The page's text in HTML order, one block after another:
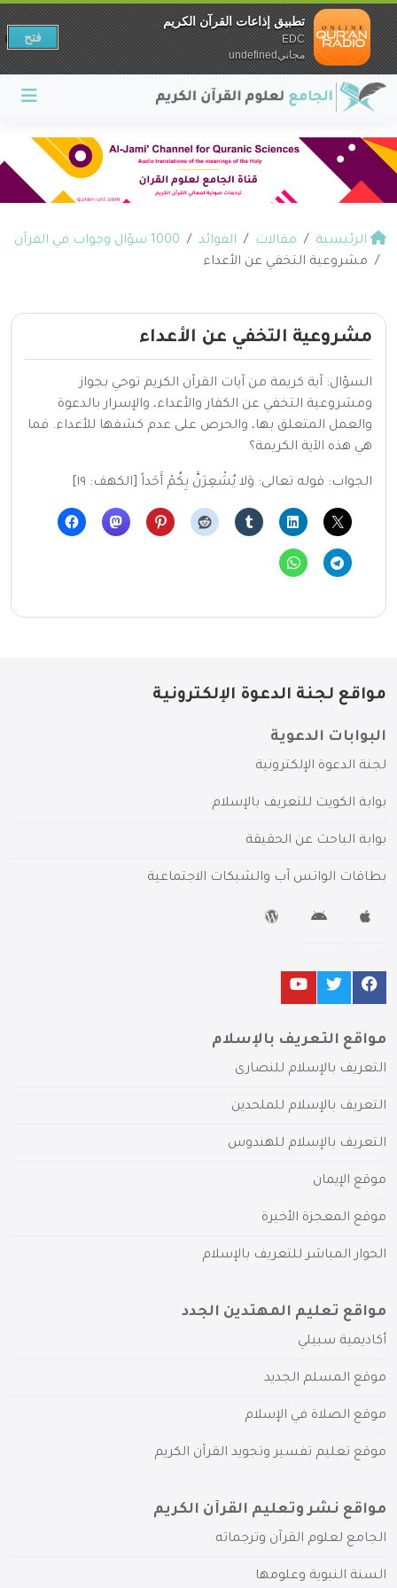
الرئيسية مقالات الفوائد
1000 سؤال وجواب في القرآن
مشروعية التخفي عن الأعداء
مشروعية التخفي عن الأعداء
السؤال: آية كريمة من آيات القرآن الكريم توحي بجواز
ومشروعية التخفي عن الكفار والأعداء، والإسرار بالدعوة
والعمل المتعلق بها، والحرص على عدم كشفها للأعداء. فما
هي هذه الآية الكريمة؟
الجواب: قوله تعالى: وَلا يُشْعِرَنَّ بِكُمْ أَحَداً [الكهف: ١٩]
مواقع لجنة الدعوة الإلكترونية
البوابات الدعوية
لجنة الدعوة الإلكترونية
بوابة الكويت للتعريف بالإسلام
بوابة الباحث عن الحقيقة
بطاقات الواتس آب والشبكات الاجتماعية
مواقع التعريف بالإسلام
التعريف بالإسلام للنصارى
التعريف بالإسلام للملحدين
التعريف بالإسلام للهندوس
موقع الإيمان
موقع المعجزة الأخيرة
الحوار المباشر للتعريف بالإسلام
مواقع تعليم المهتدين الجدد
أكاديمية سبيلي
موقع المسلم الجديد
موقع الصلاة في الإسلام
موقع تعليم تفسير وتجويد القرآن الكريم
مواقع نشر وتعليم القرآن الكريم
الجامع لعلوم القرآن وترجماته
السنة النبوية وعلومها
تطبيق إذاعات القرآن الكريم
EDC
مجانيundefined
فتح